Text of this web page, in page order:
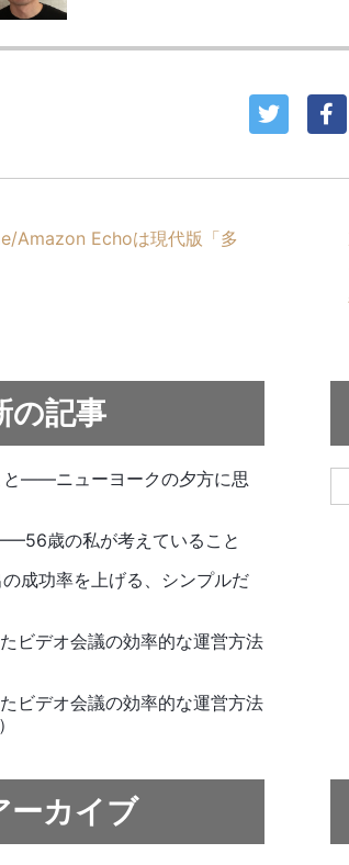
Amazon Echoは現代版「多
の記事
と——ニューヨークの夕方に思
歳の私が考えていること
成功率を上げる、シンプルだ
ビデオ会議の効率的な運営方法
ビデオ会議の効率的な運営方法
ーカイブ